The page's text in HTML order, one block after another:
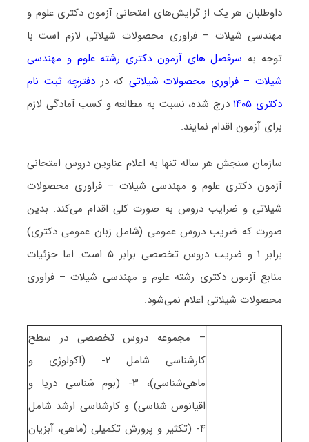
داوطلبان هر یک از گرایش‌های امتحانی آزمون دکتری علوم و
مهندسی شیلات – ﻓﺮاوری ﻣﺤﺼﻮﻻت شیلاتی لازم است با
توجه به سرفصل های آزمون دکتری رشته علوم و مهندسی
شیلات – ﻓﺮاوری ﻣﺤﺼﻮﻻت شیلاتی که در دفترچه ثبت نام
دکتری ۱۴۰۵
درج شده، نسبت به مطالعه و کسب آمادگی لازم
برای آزمون اقدام نمایند.
سازمان سنجش هر ساله تنها به اعلام عناوین دروس امتحانی
آزمون دکتری علوم و مهندسی شیلات – ﻓﺮاوری ﻣﺤﺼﻮﻻت
شیلاتی و ضرایب دروس به صورت کلی اقدام می‌کند. بدین
صورت که ضریب دروس عمومی (شامل زبان عمومی دکتری)
برابر ۱ و ضریب دروس تخصصی برابر ۵ است. اما جزئیات
منابع آزمون دکتری رشته علوم و مهندسی شیلات – ﻓﺮاوری
ﻣﺤﺼﻮﻻت شیلاتی اعلام نمی‌شود.
– مجموعه دروس تخصصی در سطح
کارشناسی شامل ۲- (اکولوژی و
ماهی‌شناسی)، ۳- (بوم شناسی دریا و
اقیانوس شناسی) و کارشناسی ارشد شامل
۴- (تکثیر و پرورش تکمیلی (ماهی، آبزیان